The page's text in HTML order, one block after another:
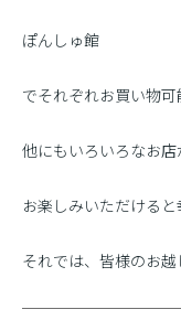
ぽんしゅ館
でそれぞれお買い物可
他にもいろいろなお
お楽しみいただけると
それでは、皆様のお越